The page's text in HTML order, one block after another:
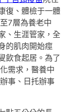
復、體檢于一體
7層為養老中
、生涯管家，全
的肌肉開始痙
飲食起居。為了
需求，醫養中
事、日托辦事